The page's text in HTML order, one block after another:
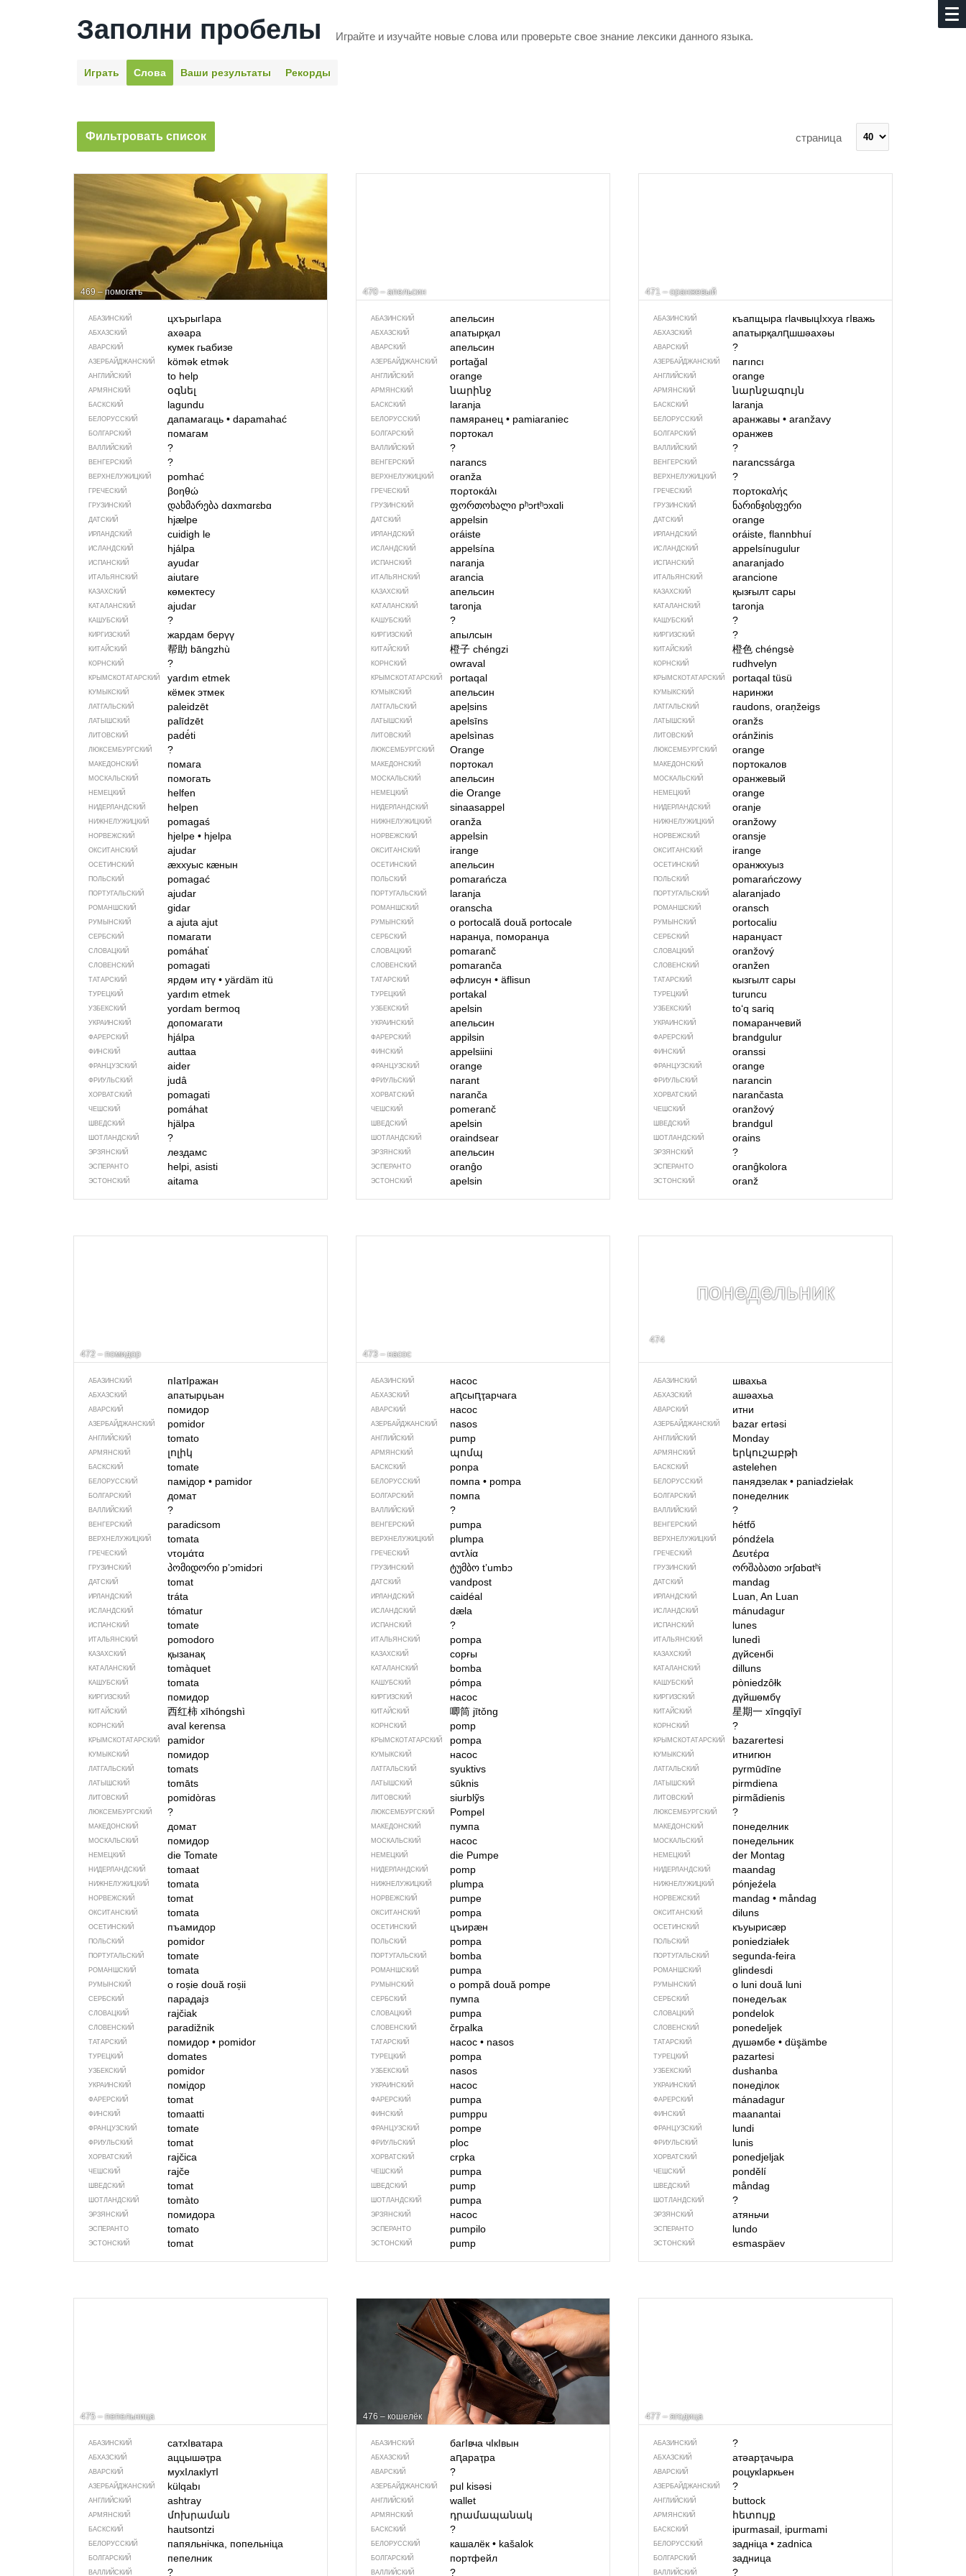
Заполни пробелы Играйте и изучайте новые слова или про­верьте свое знание лексики данного языка.
Играть Слова Ваши результаты Рекорды
Фильтровать список страница
469 – помогать
АБАЗИНСКИЙ цхърыгIара
АБХАЗСКИЙ ахәара
АВАРСКИЙ кумек гьабизе
АЗЕРБАЙДЖАН­СКИЙ kömək etmək
АНГЛИЙСКИЙ to help
АРМЯНСКИЙ օգնել
БАСКСКИЙ lagundu
БЕЛОРУССКИЙ дапамагаць •dapamahać
БОЛГАРСКИЙ помагам
ВАЛЛИЙСКИЙ ?
ВЕНГЕРСКИЙ ?
ВЕРХНЕЛУЖИЦКИЙ pomhać
ГРЕЧЕСКИЙ βοηθώ
ГРУЗИНСКИЙ დახმარება dɑxmɑrɛbɑ
ДАТСКИЙ hjælpe
ИРЛАНДСКИЙ cuidigh le
ИСЛАНДСКИЙ hjálpa
ИСПАНСКИЙ ayudar
ИТАЛЬЯНСКИЙ aiutare
КАЗАХСКИЙ көмектесу
КАТАЛАНСКИЙ ajudar
КАШУБСКИЙ ?
КИРГИЗСКИЙ жардам берүү
КИТАЙСКИЙ 帮助 bāngzhù
КОРНСКИЙ ?
КРЫМСКО­ТАТАРСКИЙ yardım etmek
КУМЫКСКИЙ кёмек этмек
ЛАТГАЛЬСКИЙ paleidzēt
ЛАТЫШСКИЙ palīdzēt
ЛИТОВСКИЙ padė́ti
ЛЮКСЕМБУРГСКИЙ ?
МАКЕДОНСКИЙ помага
МОСКАЛЬСКИЙ помогать
НЕМЕЦКИЙ helfen
НИДЕРЛАНДСКИЙ helpen
НИЖНЕЛУЖИЦКИЙ pomagaś
НОРВЕЖСКИЙ hjelpe •hjelpa
ОКСИТАНСКИЙ ajudar
ОСЕТИНСКИЙ ӕххуыс кӕнын
ПОЛЬСКИЙ pomagać
ПОРТУГАЛЬСКИЙ ajudar
РОМАНШСКИЙ gidar
РУМЫНСКИЙ a ajuta ajut
СЕРБСКИЙ помагати
СЛОВАЦКИЙ pomáhať
СЛОВЕНСКИЙ pomagati
ТАТАРСКИЙ ярдәм итү •yärdäm itü
ТУРЕЦКИЙ yardım etmek
УЗБЕКСКИЙ yordam bermoq
УКРАИНСКИЙ допомагати
ФАРЕРСКИЙ hjálpa
ФИНСКИЙ auttaa
ФРАНЦУЗСКИЙ aider
ФРИУЛЬСКИЙ judâ
ХОРВАТСКИЙ pomagati
ЧЕШСКИЙ pomáhat
ШВЕДСКИЙ hjälpa
ШОТЛАНДСКИЙ ?
ЭРЗЯНСКИЙ лездамс
ЭСПЕРАНТО helpi, asisti
ЭСТОНСКИЙ aitama
470 – апельсин
АБАЗИНСКИЙ апельсин
АБХАЗСКИЙ апатырқал
АВАРСКИЙ апельсин
АЗЕРБАЙДЖАН­СКИЙ portağal
АНГЛИЙСКИЙ orange
АРМЯНСКИЙ նարինջ
БАСКСКИЙ laranja
БЕЛОРУССКИЙ памяранец • pamiaraniec
БОЛГАРСКИЙ портокал
ВАЛЛИЙСКИЙ ?
ВЕНГЕРСКИЙ narancs
ВЕРХНЕЛУЖИЦКИЙ oranža
ГРЕЧЕСКИЙ πορτοκάλι
ГРУЗИНСКИЙ ფორთოხალი pʰɔrtʰɔxɑli
ДАТСКИЙ appelsin
ИРЛАНДСКИЙ oráiste
ИСЛАНДСКИЙ appelsína
ИСПАНСКИЙ naranja
ИТАЛЬЯНСКИЙ arancia
КАЗАХСКИЙ апельсин
КАТАЛАНСКИЙ taronja
КАШУБСКИЙ ?
КИРГИЗСКИЙ апылсын
КИТАЙСКИЙ 橙子 chéngzi
КОРНСКИЙ owraval
КРЫМСКО­ТАТАРСКИЙ portaqal
КУМЫКСКИЙ апельсин
ЛАТГАЛЬСКИЙ apeļsins
ЛАТЫШСКИЙ apelsīns
ЛИТОВСКИЙ apelsìnas
ЛЮКСЕМБУРГСКИЙ Orange
МАКЕДОНСКИЙ портокал
МОСКАЛЬСКИЙ апельсин
НЕМЕЦКИЙ die Orange
НИДЕРЛАНДСКИЙ sinaasappel
НИЖНЕЛУЖИЦКИЙ oranža
НОРВЕЖСКИЙ appelsin
ОКСИТАНСКИЙ irange
ОСЕТИНСКИЙ апельсин
ПОЛЬСКИЙ pomarańcza
ПОРТУГАЛЬСКИЙ laranja
РОМАНШСКИЙ oranscha
РУМЫНСКИЙ o portocală două portocale
СЕРБСКИЙ наранџа, поморанџа
СЛОВАЦКИЙ pomaranč
СЛОВЕНСКИЙ pomaranča
ТАТАРСКИЙ әфлисун • äflisun
ТУРЕЦКИЙ portakal
УЗБЕКСКИЙ apelsin
УКРАИНСКИЙ апельсин
ФАРЕРСКИЙ appilsin
ФИНСКИЙ appelsiini
ФРАНЦУЗСКИЙ orange
ФРИУЛЬСКИЙ narant
ХОРВАТСКИЙ naranča
ЧЕШСКИЙ pomeranč
ШВЕДСКИЙ apelsin
ШОТЛАНДСКИЙ oraindsear
ЭРЗЯНСКИЙ апельсин
ЭСПЕРАНТО oranĝo
ЭСТОНСКИЙ apelsin
471 – оранжевый
АБАЗИНСКИЙ къапщыра гlачвыцIххуа гIважь
АБХАЗСКИЙ апатырқалԥшшәахәы
АВАРСКИЙ ?
АЗЕРБАЙДЖАН­СКИЙ narıncı
АНГЛИЙСКИЙ orange
АРМЯНСКИЙ նարնջագույն
БАСКСКИЙ laranja
БЕЛОРУССКИЙ аранжавы• aranžavy
БОЛГАРСКИЙ оранжев
ВАЛЛИЙСКИЙ ?
ВЕНГЕРСКИЙ narancssárga
ВЕРХНЕЛУЖИЦКИЙ ?
ГРЕЧЕСКИЙ πορτοκαλής
ГРУЗИНСКИЙ ნარინჯისფერი
ДАТСКИЙ orange
ИРЛАНДСКИЙ oráiste, flannbhuí
ИСЛАНДСКИЙ appelsínugulur
ИСПАНСКИЙ anaranjado
ИТАЛЬЯНСКИЙ arancione
КАЗАХСКИЙ қызғылт сары
КАТАЛАНСКИЙ taronja
КАШУБСКИЙ ?
КИРГИЗСКИЙ ?
КИТАЙСКИЙ 橙色chéngsè
КОРНСКИЙ rudhvelyn
КРЫМСКО­ТАТАРСКИЙ portaqal tüsü
КУМЫКСКИЙ наринжи
ЛАТГАЛЬСКИЙ raudons, oraņžeigs
ЛАТЫШСКИЙ oranžs
ЛИТОВСКИЙ oránžinis
ЛЮКСЕМБУРГСКИЙ orange
МАКЕДОНСКИЙ портокалов
МОСКАЛЬСКИЙ оранжевый
НЕМЕЦКИЙ orange
НИДЕРЛАНДСКИЙ oranje
НИЖНЕЛУЖИЦКИЙ oranžowy
НОРВЕЖСКИЙ oransje
ОКСИТАНСКИЙ irange
ОСЕТИНСКИЙ оранжхуыз
ПОЛЬСКИЙ pomarańczowy
ПОРТУГАЛЬСКИЙ alaranjado
РОМАНШСКИЙ oransch
РУМЫНСКИЙ portocaliu
СЕРБСКИЙ наранџаст
СЛОВАЦКИЙ oranžový
СЛОВЕНСКИЙ oranžen
ТАТАРСКИЙ кызгылт сары
ТУРЕЦКИЙ turuncu
УЗБЕКСКИЙ to‘q sariq
УКРАИНСКИЙ помаранчевий
ФАРЕРСКИЙ brandgulur
ФИНСКИЙ oranssi
ФРАНЦУЗСКИЙ orange
ФРИУЛЬСКИЙ narancin
ХОРВАТСКИЙ narančasta
ЧЕШСКИЙ oranžový
ШВЕДСКИЙ brandgul
ШОТЛАНДСКИЙ orains
ЭРЗЯНСКИЙ ?
ЭСПЕРАНТО oranĝkolora
ЭСТОНСКИЙ oranž
472 – помидор
АБАЗИНСКИЙ пIатIражан
АБХАЗСКИЙ апатырџьан
АВАРСКИЙ помидор
АЗЕРБАЙДЖАН­СКИЙ pomidor
АНГЛИЙСКИЙ tomato
АРМЯНСКИЙ լոլիկ
БАСКСКИЙ tomate
БЕЛОРУССКИЙ памідор •pamidor
БОЛГАРСКИЙ домат
ВАЛЛИЙСКИЙ ?
ВЕНГЕРСКИЙ paradicsom
ВЕРХНЕЛУЖИЦКИЙ tomata
ГРЕЧЕСКИЙ ντομάτα
ГРУЗИНСКИЙ პომიდორი pʼɔmidɔri
ДАТСКИЙ tomat
ИРЛАНДСКИЙ tráta
ИСЛАНДСКИЙ tómatur
ИСПАНСКИЙ tomate
ИТАЛЬЯНСКИЙ pomodoro
КАЗАХСКИЙ қызанақ
КАТАЛАНСКИЙ tomàquet
КАШУБСКИЙ tomata
КИРГИЗСКИЙ помидор
КИТАЙСКИЙ 西红柿 xīhóngshì
КОРНСКИЙ aval kerensa
КРЫМСКО­ТАТАРСКИЙ pamidor
КУМЫКСКИЙ помидор
ЛАТГАЛЬСКИЙ tomats
ЛАТЫШСКИЙ tomāts
ЛИТОВСКИЙ pomidòras
ЛЮКСЕМБУРГСКИЙ ?
МАКЕДОНСКИЙ домат
МОСКАЛЬСКИЙ помидор
НЕМЕЦКИЙ die Tomate
НИДЕРЛАНДСКИЙ tomaat
НИЖНЕЛУЖИЦКИЙ tomata
НОРВЕЖСКИЙ tomat
ОКСИТАНСКИЙ tomata
ОСЕТИНСКИЙ пъамидор
ПОЛЬСКИЙ pomidor
ПОРТУГАЛЬСКИЙ tomate
РОМАНШСКИЙ tomata
РУМЫНСКИЙ o roșie două roșii
СЕРБСКИЙ парадајз
СЛОВАЦКИЙ rajčiak
СЛОВЕНСКИЙ paradižnik
ТАТАРСКИЙ помидор •pomidor
ТУРЕЦКИЙ domates
УЗБЕКСКИЙ pomidor
УКРАИНСКИЙ помідор
ФАРЕРСКИЙ tomat
ФИНСКИЙ tomaatti
ФРАНЦУЗСКИЙ tomate
ФРИУЛЬСКИЙ tomat
ХОРВАТСКИЙ rajčica
ЧЕШСКИЙ rajče
ШВЕДСКИЙ tomat
ШОТЛАНДСКИЙ tomàto
ЭРЗЯНСКИЙ помидора
ЭСПЕРАНТО tomato
ЭСТОНСКИЙ tomat
473 – насос
АБАЗИНСКИЙ насос
АБХАЗСКИЙ аԥсыԥҭарчага
АВАРСКИЙ насос
АЗЕРБАЙДЖАН­СКИЙ nasos
АНГЛИЙСКИЙ pump
АРМЯНСКИЙ պոմպ
БАСКСКИЙ ponpa
БЕЛОРУССКИЙ помпа • pompa
БОЛГАРСКИЙ помпа
ВАЛЛИЙСКИЙ ?
ВЕНГЕРСКИЙ pumpa
ВЕРХНЕЛУЖИЦКИЙ plumpa
ГРЕЧЕСКИЙ αντλία
ГРУЗИНСКИЙ ტუმბო tʼumbɔ
ДАТСКИЙ vandpost
ИРЛАНДСКИЙ caidéal
ИСЛАНДСКИЙ dæla
ИСПАНСКИЙ ?
ИТАЛЬЯНСКИЙ pompa
КАЗАХСКИЙ сорғы
КАТАЛАНСКИЙ bomba
КАШУБСКИЙ pómpa
КИРГИЗСКИЙ насос
КИТАЙСКИЙ 唧筒 jītǒng
КОРНСКИЙ pomp
КРЫМСКО­ТАТАРСКИЙ pompa
КУМЫКСКИЙ насос
ЛАТГАЛЬСКИЙ syuktivs
ЛАТЫШСКИЙ sūknis
ЛИТОВСКИЙ siurblỹs
ЛЮКСЕМБУРГСКИЙ Pompel
МАКЕДОНСКИЙ пумпа
МОСКАЛЬСКИЙ насос
НЕМЕЦКИЙ die Pumpe
НИДЕРЛАНДСКИЙ pomp
НИЖНЕЛУЖИЦКИЙ plumpa
НОРВЕЖСКИЙ pumpe
ОКСИТАНСКИЙ pompa
ОСЕТИНСКИЙ цъирӕн
ПОЛЬСКИЙ pompa
ПОРТУГАЛЬСКИЙ bomba
РОМАНШСКИЙ pumpa
РУМЫНСКИЙ o pompă două pompe
СЕРБСКИЙ пумпа
СЛОВАЦКИЙ pumpa
СЛОВЕНСКИЙ črpalka
ТАТАРСКИЙ насос • nasos
ТУРЕЦКИЙ pompa
УЗБЕКСКИЙ nasos
УКРАИНСКИЙ насос
ФАРЕРСКИЙ pumpa
ФИНСКИЙ pumppu
ФРАНЦУЗСКИЙ pompe
ФРИУЛЬСКИЙ ploc
ХОРВАТСКИЙ crpka
ЧЕШСКИЙ pumpa
ШВЕДСКИЙ pump
ШОТЛАНДСКИЙ pumpa
ЭРЗЯНСКИЙ насос
ЭСПЕРАНТО pumpilo
ЭСТОНСКИЙ pump
понедельник
474
АБАЗИНСКИЙ швахьа
АБХАЗСКИЙ ашәахьа
АВАРСКИЙ итни
АЗЕРБАЙДЖАН­СКИЙ bazar ertəsi
АНГЛИЙСКИЙ Monday
АРМЯНСКИЙ երկուշաբթի
БАСКСКИЙ astelehen
БЕЛОРУССКИЙ панядзелак• paniadziełak
БОЛГАРСКИЙ понеделник
ВАЛЛИЙСКИЙ ?
ВЕНГЕРСКИЙ hétfő
ВЕРХНЕЛУЖИЦКИЙ póndźela
ГРЕЧЕСКИЙ Δευτέρα
ГРУЗИНСКИЙ ორშაბათიɔrʃɑbɑtʰi
ДАТСКИЙ mandag
ИРЛАНДСКИЙ Luan, An Luan
ИСЛАНДСКИЙ mánudagur
ИСПАНСКИЙ lunes
ИТАЛЬЯНСКИЙ lunedì
КАЗАХСКИЙ дүйсенбі
КАТАЛАНСКИЙ dilluns
КАШУБСКИЙ pòniedzôłk
КИРГИЗСКИЙ дүйшөмбү
КИТАЙСКИЙ 星期一xīngqīyī
КОРНСКИЙ ?
КРЫМСКО­ТАТАРСКИЙ bazarertesi
КУМЫКСКИЙ итнигюн
ЛАТГАЛЬСКИЙ pyrmūdīne
ЛАТЫШСКИЙ pirmdiena
ЛИТОВСКИЙ pirmãdienis
ЛЮКСЕМБУРГСКИЙ ?
МАКЕДОНСКИЙ понеделник
МОСКАЛЬСКИЙ понедельник
НЕМЕЦКИЙ der Montag
НИДЕРЛАНДСКИЙ maandag
НИЖНЕЛУЖИЦКИЙ pónjeźela
НОРВЕЖСКИЙ mandag• måndag
ОКСИТАНСКИЙ diluns
ОСЕТИНСКИЙ къуырисӕр
ПОЛЬСКИЙ poniedziałek
ПОРТУГАЛЬСКИЙ segunda-feira
РОМАНШСКИЙ glindesdi
РУМЫНСКИЙ o lunidouă luni
СЕРБСКИЙ понедељак
СЛОВАЦКИЙ pondelok
СЛОВЕНСКИЙ ponedeljek
ТАТАРСКИЙ дүшәмбе• düşämbe
ТУРЕЦКИЙ pazartesi
УЗБЕКСКИЙ dushanba
УКРАИНСКИЙ понеділок
ФАРЕРСКИЙ mánadagur
ФИНСКИЙ maanantai
ФРАНЦУЗСКИЙ lundi
ФРИУЛЬСКИЙ lunis
ХОРВАТСКИЙ ponedjeljak
ЧЕШСКИЙ pondělí
ШВЕДСКИЙ måndag
ШОТЛАНДСКИЙ ?
ЭРЗЯНСКИЙ атяньчи
ЭСПЕРАНТО lundo
ЭСТОНСКИЙ esmaspäev
475 – пепельница
АБАЗИНСКИЙ сатхIватара
АБХАЗСКИЙ аццышәҭра
АВАРСКИЙ мухIлакIутI
АЗЕРБАЙДЖАН­СКИЙ külqabı
АНГЛИЙСКИЙ ashtray
АРМЯНСКИЙ մոխրաման
БАСКСКИЙ hautsontzi
БЕЛОРУССКИЙ папяльнічка, попельніца
БОЛГАРСКИЙ пепелник
ВАЛЛИЙСКИЙ ?
476 – кошелёк
АБАЗИНСКИЙ багIвча чIкIвын
АБХАЗСКИЙ аԥараҭра
АВАРСКИЙ ?
АЗЕРБАЙДЖАН­СКИЙ pul kisəsi
АНГЛИЙСКИЙ wallet
АРМЯНСКИЙ դրամապանակ
БАСКСКИЙ ?
БЕЛОРУССКИЙ кашалёк • kašalok
БОЛГАРСКИЙ портфейл
ВАЛЛИЙСКИЙ ?
477 – ягодица
АБАЗИНСКИЙ ?
АБХАЗСКИЙ атәарҭачыра
АВАРСКИЙ роцукIаркьен
АЗЕРБАЙДЖАН­СКИЙ ?
АНГЛИЙСКИЙ buttock
АРМЯНСКИЙ հետույք
БАСКСКИЙ ipurmasail, ipurmami
БЕЛОРУССКИЙ задніца• zadnica
БОЛГАРСКИЙ задница
ВАЛЛИЙСКИЙ ?